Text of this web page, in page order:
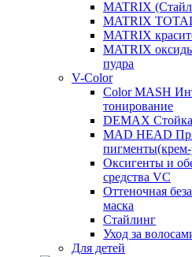
MATRIX
MATRIX
MATRIX
MATRIX
пудра
V-Color
Color MASH
тонирование
DEMAX
MAD HEAD
Оксигенты и
средства VC
Оттеночная
маска
Стайлинг
Уход за
Для детей